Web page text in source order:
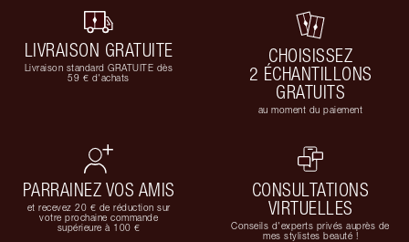
LIVRAISON GRATUITE
Livraison standard GRATUITE dès
59 € d'achats
CHOISISSEZ
2 ÉCHANTILLONS
GRATUITS
au moment du paiement
PARRAINEZ VOS AMIS
et recevez 20 € de réduction sur
votre prochaine commande
supérieure à 100 €
CONSULTATIONS
VIRTUELLES
Conseils d'experts privés auprès de
mes stylistes beauté !